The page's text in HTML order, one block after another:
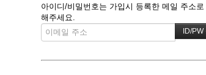
아이디/비밀번호는 가입시 등록한 메일 주소
해주세요.